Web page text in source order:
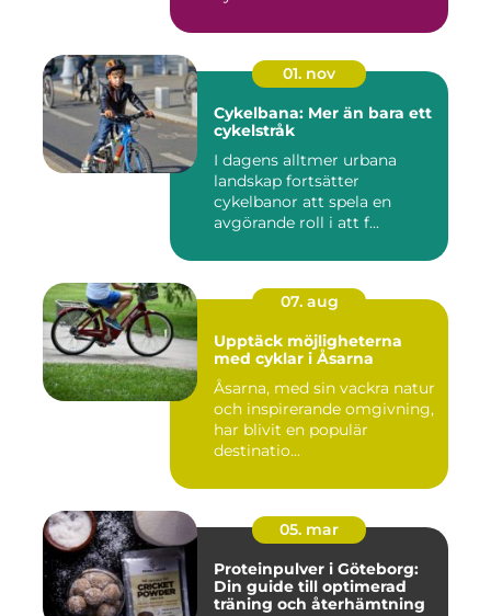
01. nov
Cykelbana: Mer än bara ett
cykelstråk
I dagens alltmer urbana
landskap fortsätter
cykelbanor att spela en
avgörande roll i att f...
07. aug
Upptäck möjligheterna
med cyklar i Åsarna
Åsarna, med sin vackra natur
och inspirerande omgivning,
har blivit en populär
destinatio...
05. mar
Proteinpulver i Göteborg:
Din guide till optimerad
träning och återhämtning